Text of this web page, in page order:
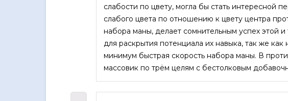
слабости по цвету, могла бы стать интересной
слабого цвета по отношению к цвету центра
набора маны, делает сомнительным успех этой
для раскрытия потенциала их навыка, так же
минимум быстрая скорость набора маны. В
массовик по трём целям с бестолковым